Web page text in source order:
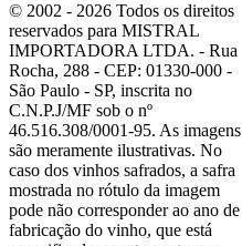
© 2002 - 2026 Todos os direitos
reservados para MISTRAL
IMPORTADORA LTDA. - Rua
Rocha, 288 - CEP: 01330-000 -
São Paulo - SP, inscrita no
C.N.P.J/MF sob o nº
46.516.308/0001-95. As imagens
são meramente ilustrativas. No
caso dos vinhos safrados, a safra
mostrada no rótulo da imagem
pode não corresponder ao ano de
fabricação do vinho, que está